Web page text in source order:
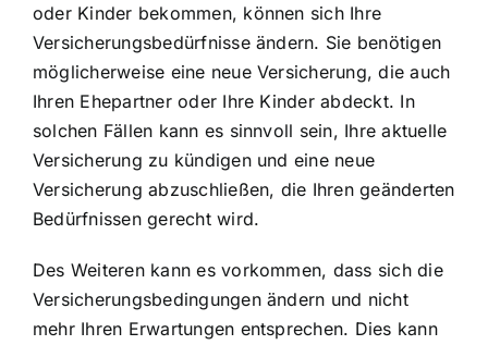
oder Kinder bekommen, können sich Ihre
Versicherungsbedürfnisse ändern. Sie benötigen
möglicherweise eine neue Versicherung, die auch
Ihren Ehepartner oder Ihre Kinder abdeckt. In
solchen Fällen kann es sinnvoll sein, Ihre aktuelle
Versicherung zu kündigen und eine neue
Versicherung abzuschließen, die Ihren geänderten
Bedürfnissen gerecht wird.
Des Weiteren kann es vorkommen, dass sich die
Versicherungsbedingungen ändern und nicht
mehr Ihren Erwartungen entsprechen. Dies kann